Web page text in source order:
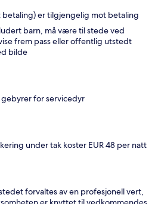
betaling) er tilgjengelig mot betaling
barn, må være til stede ved
frem pass eller offentlig utstedt
bilde
gebyrer for servicedyr
under tak koster EUR 48 per natt
forvaltes av en profesjonell vert,